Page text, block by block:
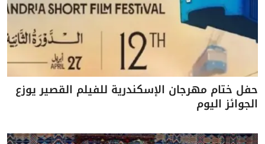
حفل ختام مهرجان الإسكندرية للفيلم القصير يوزع
الجوائز اليوم